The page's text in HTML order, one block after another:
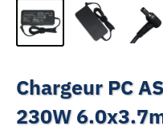
Chargeur PC
230W